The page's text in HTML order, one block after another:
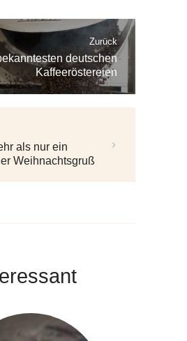
ZurückVorherige
Beiträge:
deutschen
Kaffeeröstereien
als nur ein
Weihnachtsgruß